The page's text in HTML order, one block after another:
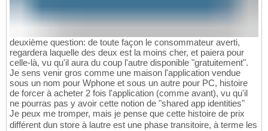
deuxième question: de toute façon le consommateur averti,
regardera laquelle des deux est la moins cher, et paiera pour
celle-là, vu qu'il aura du coup l'autre disponible "gratuitement".
Je sens venir gros comme une maison l'application vendue
sous un nom pour Wphone et sous un autre pour PC, histoire
de forcer à acheter 2 fois l'application (comme avant), vu qu'il
ne pourras pas y avoir cette notion de "shared app identities"
Je peux me tromper, mais je pense que cette histoire de prix
différent dun store à lautre est une phase transitoire, à terme les